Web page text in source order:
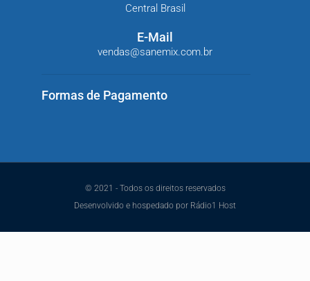
Central Brasil
E-Mail
vendas@sanemix.com.br
Formas de Pagamento
© 2021 - Todos os direitos reservados
Desenvolvido e hospedado por Rádio1 Host